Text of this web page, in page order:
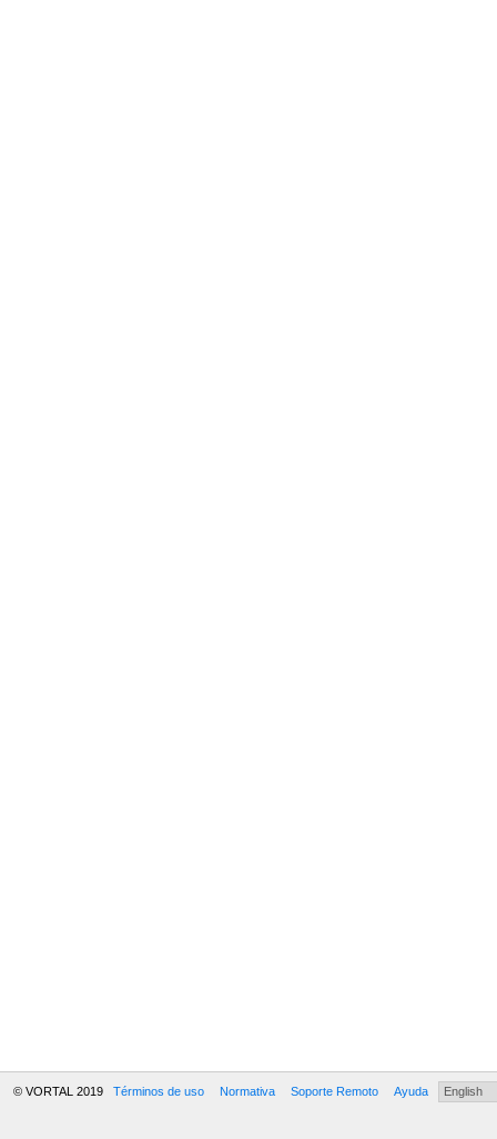
© VORTAL 2019 Términos de uso Normativa Soporte Remoto Ayuda